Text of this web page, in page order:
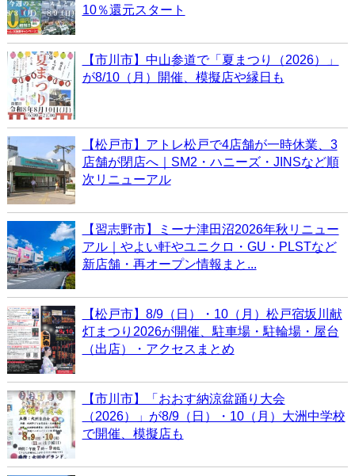
10％還元スタート
【市川市】中山参道で「夏まつり（2026）」
が8/10（月）開催、模擬店や縁日も
【松戸市】アトレ松戸で4店舗が一時休業、3
店舗が閉店へ｜SM2・ハニーズ・JINSなど順
次リニューアル
【習志野市】ミーナ津田沼2026年秋リニュー
アル｜やよい軒やユニクロ・GU・PLSTなど
新店舗・再オープン情報まと...
【松戸市】8/9（日）・10（月）松戸宿坂川献
灯まつり2026が開催、駐車場・駐輪場・屋台
（出店）・アクセスまとめ
【市川市】「おおす納涼盆踊り大会
（2026）」が8/9（日）・10（月）大洲中学校
で開催、模擬店も